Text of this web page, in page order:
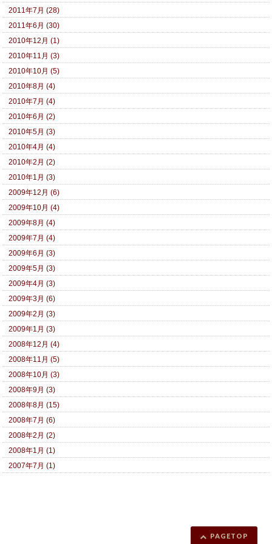
2011年7月 (28)
2011年6月 (30)
2010年12月 (1)
2010年11月 (3)
2010年10月 (5)
2010年8月 (4)
2010年7月 (4)
2010年6月 (2)
2010年5月 (3)
2010年4月 (4)
2010年2月 (2)
2010年1月 (3)
2009年12月 (6)
2009年10月 (4)
2009年8月 (4)
2009年7月 (4)
2009年6月 (3)
2009年5月 (3)
2009年4月 (3)
2009年3月 (6)
2009年2月 (3)
2009年1月 (3)
2008年12月 (4)
2008年11月 (5)
2008年10月 (3)
2008年9月 (3)
2008年8月 (15)
2008年7月 (6)
2008年2月 (2)
2008年1月 (1)
2007年7月 (1)
PAGETOP